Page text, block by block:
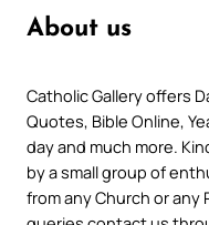
About us
Catholic Gallery offers
Quotes, Bible Online,
day and much more.
by a small group of
from any Church or any